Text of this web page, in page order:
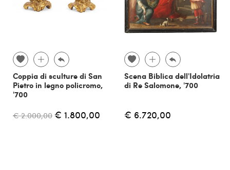
Coppia di sculture di San
Pietro in legno policromo,
'700
€ 2.000,00 € 1.800,00
Scena Biblica dell'Idolatria
di Re Salomone, '700
€ 6.720,00